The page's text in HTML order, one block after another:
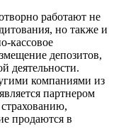
работают не
но также и
кассовое
депозитов,
деятельности.
компаниями из
партнером
продаются в